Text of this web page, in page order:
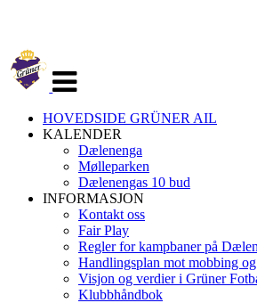
navigasjon
HOVEDSIDE GRÜNER AIL
KALENDER
Dælenenga
Mølleparken
Dælenengas 10 bud
INFORMASJON
Kontakt oss
Fair Play
Regler for kampbaner på
Handlingsplan mot mobbing og
Visjon og verdier i Grüner
Klubbhåndbok